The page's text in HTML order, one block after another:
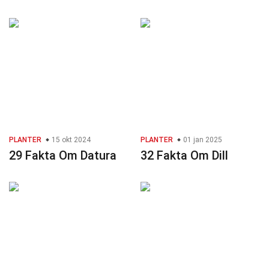
PLANTER 15 okt 2024
29 Fakta Om Datura
PLANTER 01 jan 2025
32 Fakta Om Dill